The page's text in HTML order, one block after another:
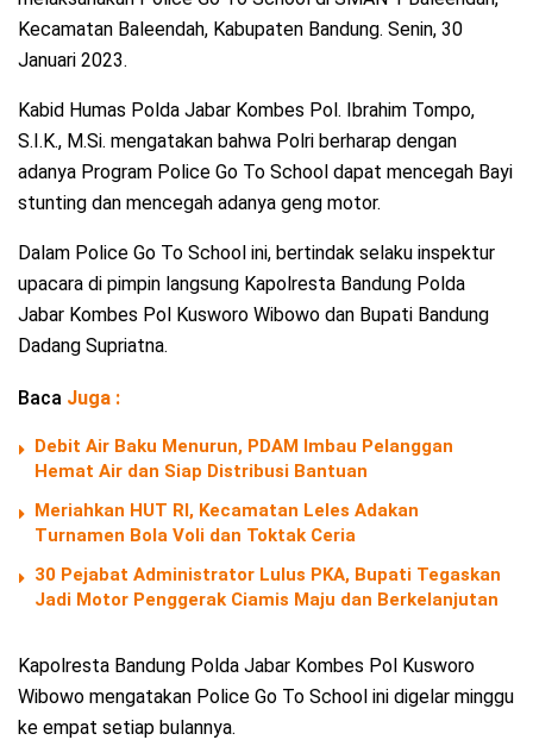
Kecamatan Baleendah, Kabupaten Bandung. Senin, 30
Januari 2023.
Kabid Humas Polda Jabar Kombes Pol. Ibrahim Tompo,
S.I.K., M.Si. mengatakan bahwa Polri berharap dengan
adanya Program Police Go To School dapat mencegah Bayi
stunting dan mencegah adanya geng motor.
Dalam Police Go To School ini, bertindak selaku inspektur
upacara di pimpin langsung Kapolresta Bandung Polda
Jabar Kombes Pol Kusworo Wibowo dan Bupati Bandung
Dadang Supriatna.
Baca Juga :
Debit Air Baku Menurun, PDAM Imbau Pelanggan
Hemat Air dan Siap Distribusi Bantuan
Meriahkan HUT RI, Kecamatan Leles Adakan
Turnamen Bola Voli dan Toktak Ceria
30 Pejabat Administrator Lulus PKA, Bupati Tegaskan
Jadi Motor Penggerak Ciamis Maju dan Berkelanjutan
Kapolresta Bandung Polda Jabar Kombes Pol Kusworo
Wibowo mengatakan Police Go To School ini digelar minggu
ke empat setiap bulannya.